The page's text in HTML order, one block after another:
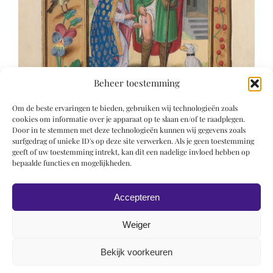
Beheer toestemming
Om de beste ervaringen te bieden, gebruiken wij technologieën zoals
cookies om informatie over je apparaat op te slaan en/of te raadplegen.
Door in te stemmen met deze technologieën kunnen wij gegevens zoals
surfgedrag of unieke ID's op deze site verwerken. Als je geen toestemming
geeft of uw toestemming intrekt, kan dit een nadelige invloed hebben op
bepaalde functies en mogelijkheden.
Accepteren
Weiger
Bekijk voorkeuren